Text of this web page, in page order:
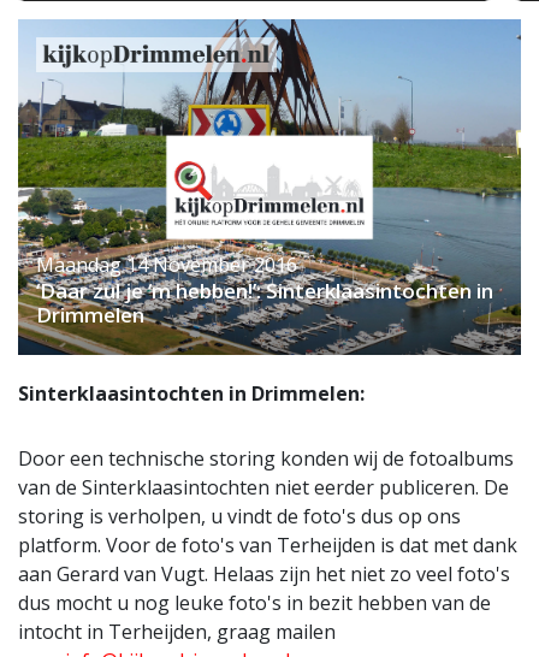
Maandag 14 November 2016
‘Daar zul je ‘m hebben!’: Sinterklaasintochten in
Drimmelen
Sinterklaasintochten in Drimmelen:
Door een technische storing konden wij de fotoalbums
van de Sinterklaasintochten niet eerder publiceren. De
storing is verholpen, u vindt de foto's dus op ons
platform. Voor de foto's van Terheijden is dat met dank
aan Gerard van Vugt. Helaas zijn het niet zo veel foto's
dus mocht u nog leuke foto's in bezit hebben van de
intocht in Terheijden, graag mailen